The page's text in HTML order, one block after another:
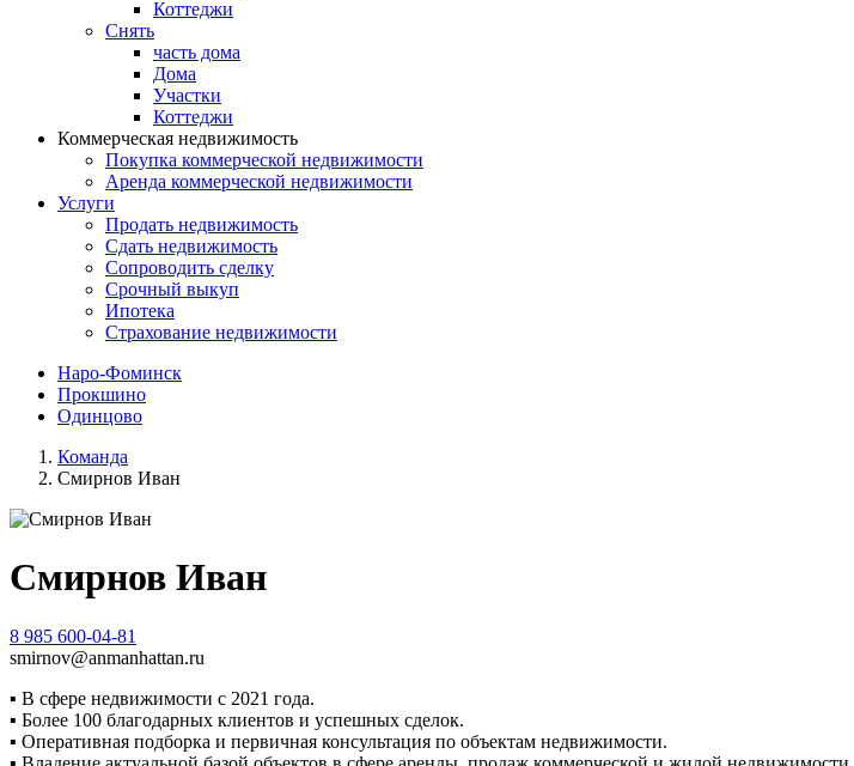
Коттеджи
Снять
часть дома
Дома
Участки
Коттеджи
Коммерческая недвижимость
Покупка коммерческой недвижимости
Аренда коммерческой недвижимости
Услуги
Продать недвижимость
Сдать недвижимость
Сопроводить сделку
Срочный выкуп
Ипотека
Страхование недвижимости
Наро-Фоминск
Прокшино
Одинцово
Команда
Смирнов Иван
Смирнов Иван
8 985 600-04-81
smirnov@anmanhattan.ru
▪ В сфере недвижимости с 2021 года.
▪ Более 100 благодарных клиентов и успешных сделок.
▪ Оперативная подборка и первичная консультация по объектам недвижимости.